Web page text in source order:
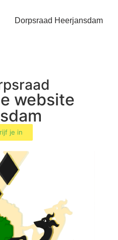
Dorpsraad Heerjansdam
website
je in